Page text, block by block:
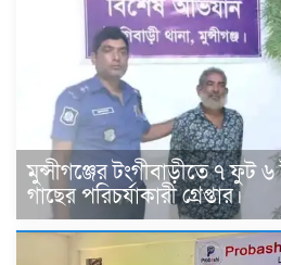
মুন্সীগঞ্জের টংগীবাড়ীতে ৭ ফুট ৬
গাছের পরিচর্যাকারী গ্রেপ্তার।